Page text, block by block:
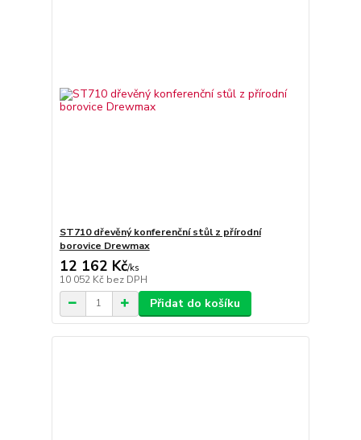
ST710 dřevěný konferenční stůl z přírodní
borovice Drewmax
12 162 Kč/ks
10 052 Kč bez DPH
Přidat do košíku